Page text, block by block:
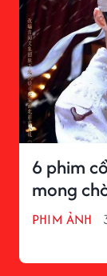
6 phim
mong
PHIM ẢNH